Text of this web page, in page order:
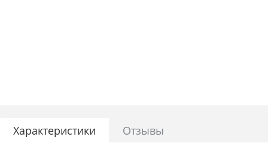
Характеристики Отзывы